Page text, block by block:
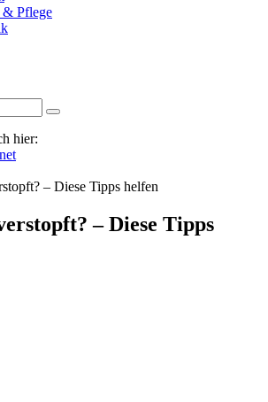
Pflege
hier:
– Diese Tipps helfen
– Diese Tipps